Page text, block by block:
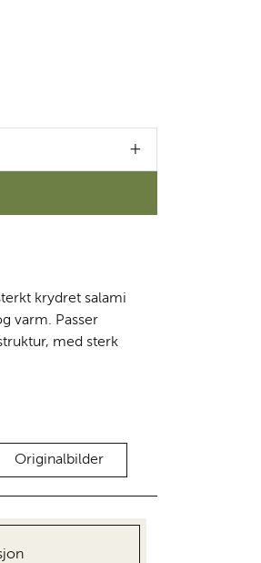
+
krydret salami
varm. Passer
med sterk
Originalbilder